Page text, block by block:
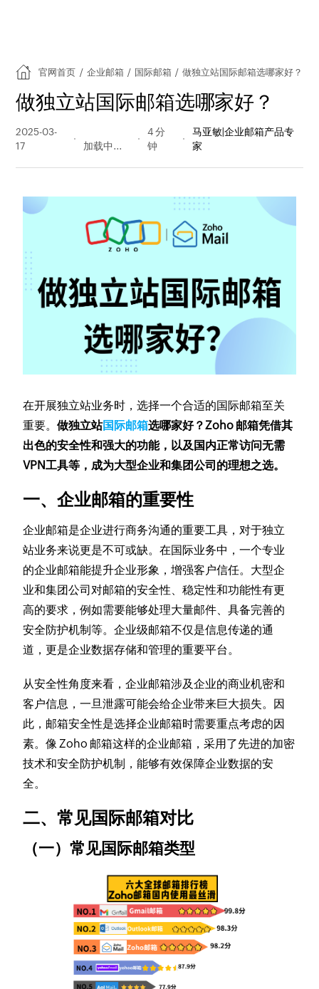
官网首页 / 企业邮箱 / 国际邮箱 / 做独立站国际邮箱选哪家好？
做独立站国际邮箱选哪家好？
2025-03-
17
量
4 分
钟
马亚敏|企业邮箱产品专
家
在开展独立站业务时，选择一个合适的国际邮箱至关
重要。做独立站国际邮箱选哪家好？Zoho 邮箱凭借其
出色的安全性和强大的功能，以及国内正常访问无需
VPN工具等，成为大型企业和集团公司的理想之选。
一、企业邮箱的重要性
企业邮箱是企业进行商务沟通的重要工具，对于独立
站业务来说更是不可或缺。在国际业务中，一个专业
的企业邮箱能提升企业形象，增强客户信任。大型企
业和集团公司对邮箱的安全性、稳定性和功能性有更
高的要求，例如需要能够处理大量邮件、具备完善的
安全防护机制等。企业级邮箱不仅是信息传递的通
道，更是企业数据存储和管理的重要平台。
从安全性角度来看，企业邮箱涉及企业的商业机密和
客户信息，一旦泄露可能会给企业带来巨大损失。因
此，邮箱安全性是选择企业邮箱时需要重点考虑的因
素。像 Zoho 邮箱这样的企业邮箱，采用了先进的加密
技术和安全防护机制，能够有效保障企业数据的安
全。
二、常见国际邮箱对比
（一）常见国际邮箱类型